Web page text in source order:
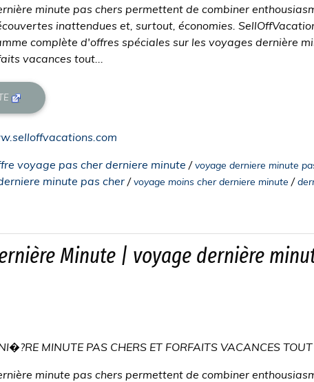
minute pas chers permettent de combiner
inattendues et, surtout, économies.
complète d'offres spéciales sur les voyages dernière
vacances tout...
voyage pas cher derniere minute /voyage derniere minute
minute pas cher /voyage moins cher derniere minute /
Minute | voyage dernière
MINUTE PAS CHERS ET FORFAITS VACANCES
minute pas chers permettent de combiner